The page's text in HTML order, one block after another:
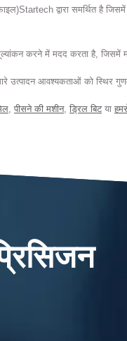
द्वारा समर्थित है
करने में मदद करता है, जिसमें
उत्पादन आवश्यकताओं को स्थिर
पीसने की मशीन, ड्रिल बिटया